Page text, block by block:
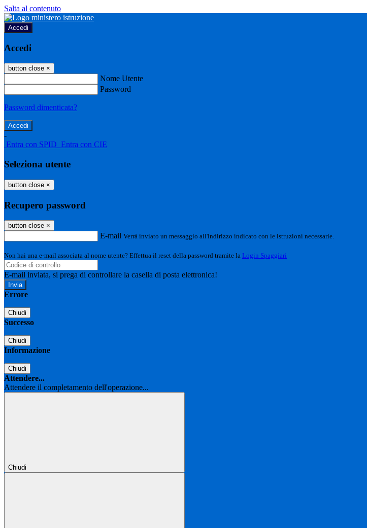
Salta al contenuto
Accedi
Accedi
button close ×
Nome Utente
Password
Password dimenticata?
-
Entra con SPID Entra con CIE
Seleziona utente
button close ×
Recupero password
button close ×
E-mail Verrà inviato un messaggio all'indirizzo indicato con le istruzioni necessarie.
Non hai una e-mail associata al nome utente? Effettua il reset della password tramite la Login Spaggiari
E-mail inviata, si prega di controllare la casella di posta elettronica!
Errore
Chiudi
Successo
Chiudi
Informazione
Chiudi
Attendere...
Attendere il completamento dell'operazione...
Chiudi